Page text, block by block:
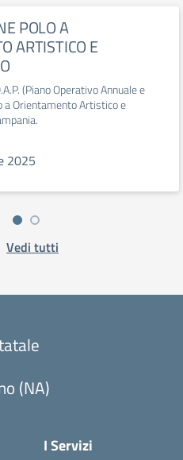
POLO A
ARTISTICO E
(Piano Operativo Annuale e
a Orientamento Artistico e
2025
Vedi tutti
(NA)
I Servizi